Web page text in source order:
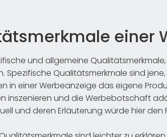
einer
und allgemeine
Spezifische Qualitätsmerkmale sind
in einer Werbeanzeige das eigene
inszenieren und die Werbebotschaft
und deren Erläuterung würde hier den